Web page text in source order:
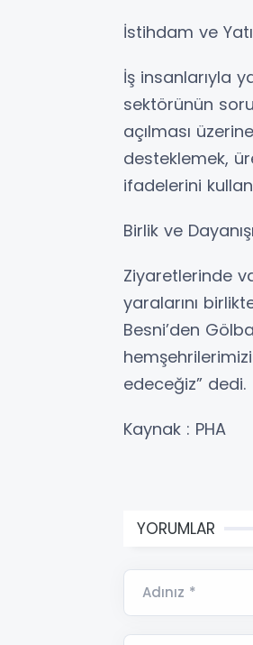
İstihdam ve
İş insanlarıyla
sektörünün
açılması
desteklemek,
ifadelerini
Birlik ve
Ziyaretlerinde
yaralarını
Besni’den
edeceğiz” dedi.
Kaynak : PHA
YORUMLAR
Adınız *